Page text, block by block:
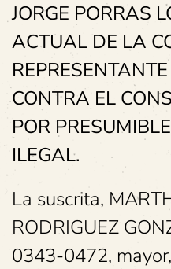
JORGE PORRAS
ACTUAL DE LA
CONTRA EL
POR
ILEGAL.
La suscrita,
RODRIGUEZ
0343-0472,